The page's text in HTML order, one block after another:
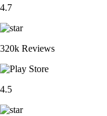
4.7
320k Reviews
4.5